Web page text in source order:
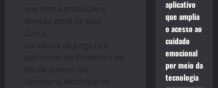
que tem a produção e
direção geral de Júlio
Zucca,
curadoria de Jorge Lz e
patrocínio da Prefeitura do
Rio de Janeiro, da
Secretaria Municipal de
aplicativo
que amplia
o acesso ao
cuidado
emocional
por meio da
tecnologia